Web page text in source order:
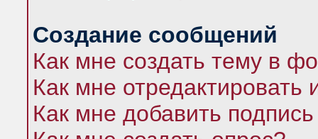
Создание сообщений
Как мне создать тему в
Как мне
Как мне добавить